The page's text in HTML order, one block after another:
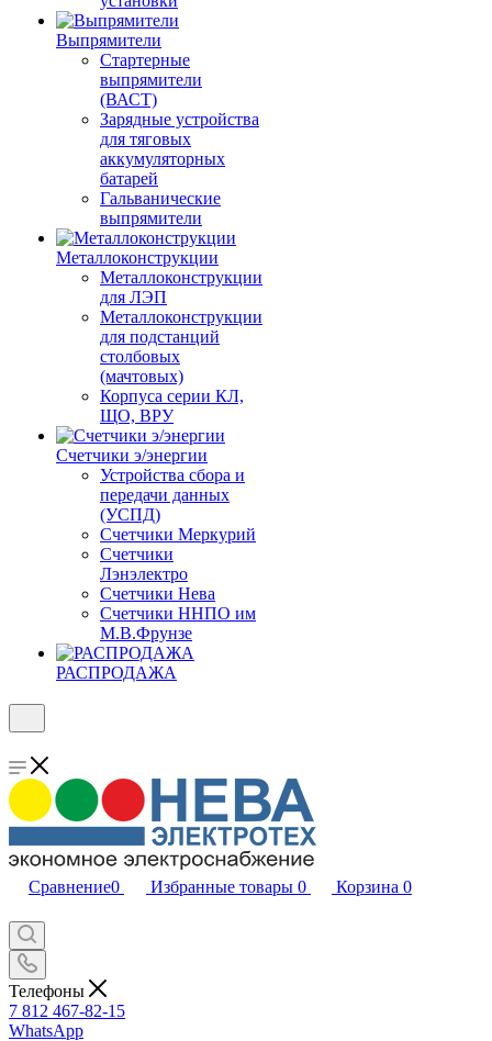
Выпрямители
Стартерные
выпрямители
(ВАСТ)
Зарядные устройства
для тяговых
аккумуляторных
батарей
Гальванические
выпрямители
Металлоконструкции
Металлоконструкции
для ЛЭП
Металлоконструкции
для подстанций
столбовых
(мачтовых)
Корпуса серии КЛ,
ЩО, ВРУ
Счетчики э/энергии
Устройства сбора и
передачи данных
(УСПД)
Счетчики Меркурий
Счетчики
Лэнэлектро
Счетчики Нева
Счетчики ННПО им
М.В.Фрунзе
РАСПРОДАЖА
Сравнение0 Избранные товары 0 Корзина 0
Телефоны
7 812 467-82-15
WhatsApp